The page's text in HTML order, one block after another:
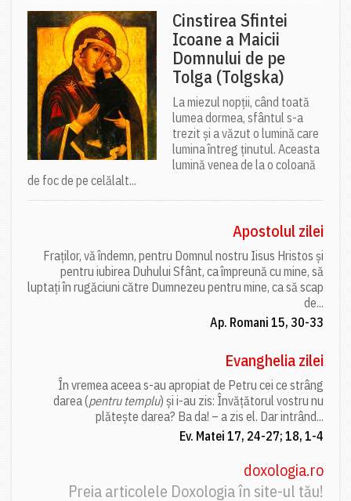
Cinstirea Sfintei
Icoane a Maicii
Domnului de pe
Tolga (Tolgska)
La miezul nopții, când toată
lumea dormea, sfântul s-a
trezit și a văzut o lumină care
lumina întreg ținutul. Aceasta
lumină venea de la o coloană
de foc de pe celălalt...
Apostolul zilei
Fraților, vă îndemn, pentru Domnul nostru Iisus Hristos și
pentru iubirea Duhului Sfânt, ca împreună cu mine, să
luptați în rugăciuni către Dumnezeu pentru mine, ca să scap
de...
Ap. Romani 15, 30-33
Evanghelia zilei
În vremea aceea s-au apropiat de Petru cei ce strâng
darea (pentru templu) și i-au zis: Învățătorul vostru nu
plătește darea? Ba da! – a zis el. Dar intrând...
Ev. Matei 17, 24-27; 18, 1-4
doxologia.ro
Preia articolele Doxologia în site-ul tău!